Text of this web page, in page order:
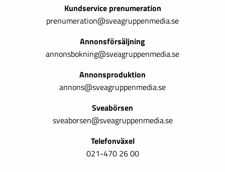
Kundservice prenumeration
prenumeration@sveagruppenmedia.se
Annonsförsäljning
annonsbokning@sveagruppenmedia.se
Annonsproduktion
annons@sveagruppenmedia.se
Sveabörsen
sveaborsen@sveagruppenmedia.se
Telefonväxel
021-470 26 00